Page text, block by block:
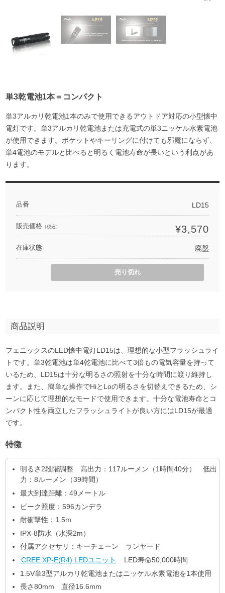
単3乾電池1本＝コンパクト
単3アルカリ乾電池1本のみで使用できるアウトドア対応の小型懐中
電灯です。単3アルカリ乾電池または充電式の単3ニッケル水素電池
が使用できます。ポケットやキーリングに付けても邪魔にならず、
単4電池のモデルと比べると明るく電池寿命が長いという利点があ
ります。
品番 LD15
販売価格 （税込） ¥3,570
在庫状態 廃盤
売り切れ
商品説明
フェニックスのLED懐中電灯LD15は、理想的な小型フラッシュライ
トです。単3乾電池は単4乾電池に比べて3倍もの電気容量を持って
いるため、LD15は十分な明るさの照射を十分な時間に渡り維持し
ます。また、簡単な操作でHiとLoの明るさを切替えできるため、シ
ーンに応じて理想的なモードで使用できます。十分な電池寿命とコ
ンパクト性を両立したフラッシュライトが良い方にはLD15が最適
です。
特徴
明るさ2段階調整 高出力：117ルーメン（1時間40分） 低出
力：8ルーメン（39時間）
最大到達距離：49メートル
ピーク照度：596カンデラ
耐衝撃性：1.5m
IPX-8防水（水深2m）
付属アクセサリ：キーチェーン ランヤード
CREE XP-E(R4) LEDユニット
LED寿命50,000時間
1.5V単3型アルカリ乾電池またはニッケル水素電池を1本使用
長さ80mm 直径16.6mm